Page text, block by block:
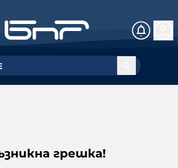
грешка!